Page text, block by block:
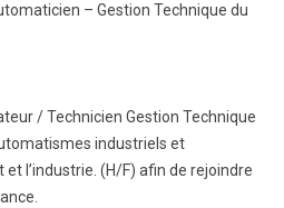
– Gestion Technique du
/ Technicien Gestion Technique
industriels et
l’industrie. (H/F) afin de rejoindre